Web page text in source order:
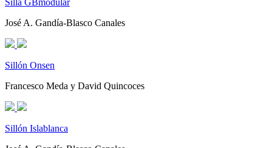
Silla GBmodular
José A. Gandía-Blasco Canales
Sillón Onsen
Francesco Meda y David Quincoces
Sillón Islablanca